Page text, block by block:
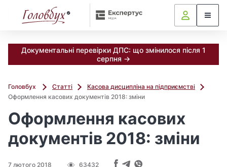
Документальні перевірки ДПС: що змінилося після 1
серпня →
Головбух Статті
Касова дисципліна на підприємстві
Оформлення касових документів 2018: зміни
Оформлення касових
документів 2018: зміни
7 лютого 2018 63432